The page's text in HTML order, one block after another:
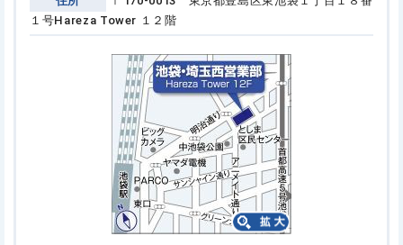
１号Hareza Tower １２階